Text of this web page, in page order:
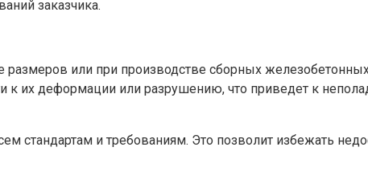
заказчика.
или при производстве сборных железобетонных
к их деформации или разрушению, что приведет к
стандартам и требованиям. Это позволит избежать